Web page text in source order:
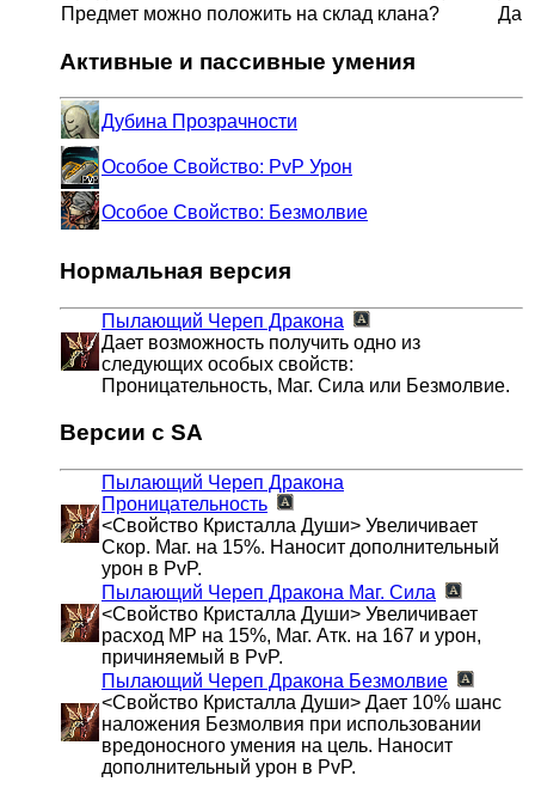
Предмет можно положить на склад клана?
Да
Активные и пассивные умения
Дубина Прозрачности
Особое Свойство: PvP Урон
Особое Свойство: Безмолвие
Нормальная версия
Пылающий Череп Дракона
Дает возможность получить одно из
следующих особых свойств:
Проницательность, Маг. Сила или Безмолвие.
Версии с SA
Пылающий Череп Дракона
Проницательность
<Свойство Кристалла Души> Увеличивает
Скор. Маг. на 15%. Наносит дополнительный
урон в PvP.
Пылающий Череп Дракона Маг. Сила
<Свойство Кристалла Души> Увеличивает
расход MP на 15%, Маг. Атк. на 167 и урон,
причиняемый в PvP.
Пылающий Череп Дракона Безмолвие
<Свойство Кристалла Души> Дает 10% шанс
наложения Безмолвия при использовании
вредоносного умения на цель. Наносит
дополнительный урон в PvP.